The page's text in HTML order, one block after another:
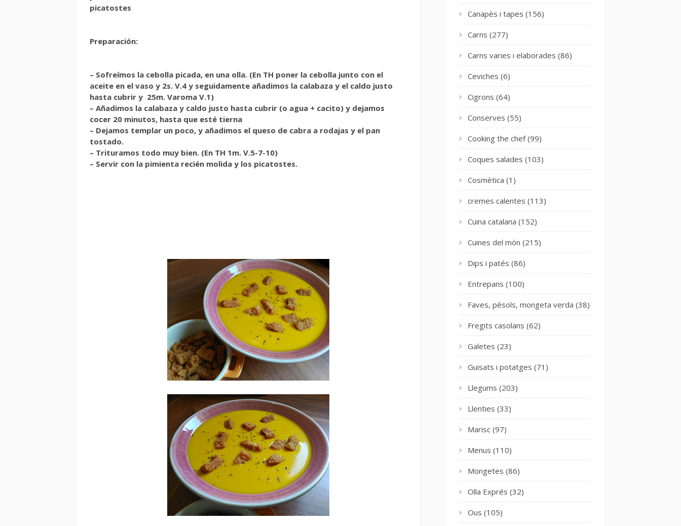
picatostes
Preparación:
– Sofreímos la cebolla picada, en una olla. (En TH poner la cebolla junto con el
aceite en el vaso y 2s. V.4 y seguidamente añadimos la calabaza y el caldo justo
hasta cubrir y 25m. Varoma V.1)
– Añadimos la calabaza y caldo justo hasta cubrir (o agua + cacito) y dejamos
cocer 20 minutos, hasta que esté tierna
– Dejamos templar un poco, y añadimos el queso de cabra a rodajas y el pan
tostado.
– Trituramos todo muy bien. (En TH 1m. V.5-7-10)
– Servir con la pimienta recién molida y los picatostes.
Canapès i tapes (156)
Carns (277)
Carns varies i elaborades (86)
Ceviches (6)
Cigrons (64)
Conserves (55)
Cooking the chef(99)
Coques salades (103)
Cosmètica (1)
cremes calentes (113)
Cuina catalana (152)
Cuines del món (215)
Dips i patés (86)
Entrepans (100)
Faves, pèsols, mongeta verda (38)
Fregits casolans (62)
Galetes (23)
Guisats i potatges (71)
Llegums (203)
Llenties (33)
Marisc (97)
Menus (110)
Mongetes (86)
Olla Exprés (32)
Ous (105)